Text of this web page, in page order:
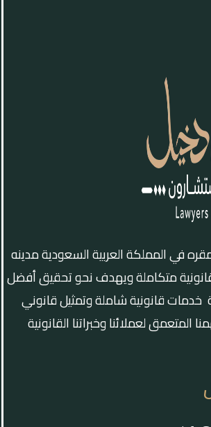
في المملكة العربية السعودية مدينه
متكاملة ويهدف نحو تحقيق أفضل
خدمات قانونية شاملة وتمثيل قانوني
لعملائنا وخبراتنا القانونية